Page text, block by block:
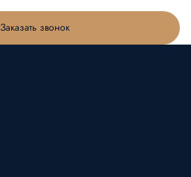
Заказать звонок